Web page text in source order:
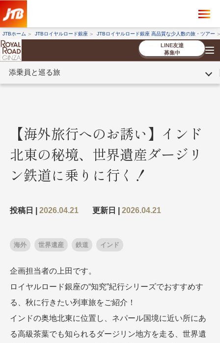
JTBホーム JTBロイヤルロード銀座 JTBロイヤルロード銀座 高品質な少人数の旅・ツアー
LINE友達
募集中
添乗員と巡る旅
条件から探す
条件から探す
キーワード
2月
6月
7月 8月
9月
10月
11月
12月
ゴールデンウィーク
お盆・夏休み
年末年始
条件から探す
条件から探す
キーワード
冬の国内旅行
9月
10月 11月
12月
お盆・夏休み
年末年始
ブランド
【海外旅行へのお誘い】インド
北東の秘境、世界遺産ダージリ
ン鉄道に乗りに行く！
投稿日 | 2026.04.21 更新日 | 2026.04.21
海外 世界遺産 鉄道 インド
企画担当者の上田です。
ロイヤルロード銀座の“知究”紀行シリーズでおすすめす
る、秋に行きたい列車旅をご紹介！
インドの奥地北東に位置し、ネパール国境に近い所にあ
る高級茶葉でも知られるダージリン地方を走る、世界遺
ツアーを探す ×
海外ツアー 国内ツアー